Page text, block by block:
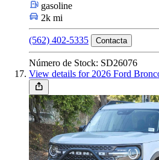
gasoline
2k mi
(562) 402-5335 Contacta
Número de Stock: SD26076
View details for 2026 Ford